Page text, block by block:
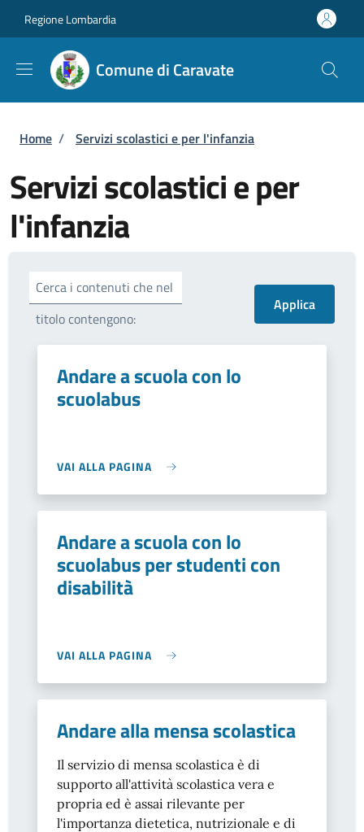
Regione Lombardia
Comune di Caravate
Briciole di pane
Home / Servizi scolastici e per l'infanzia
Servizi scolastici e per
l'infanzia
Cerca i contenuti che nel
titolo contengono:
Andare a scuola con lo
scuolabus
VAI ALLA PAGINA
Andare a scuola con lo
scuolabus per studenti con
disabilità
VAI ALLA PAGINA
Andare alla mensa scolastica
Il servizio di mensa scolastica è di
supporto all'attività scolastica vera e
propria ed è assai rilevante per
l'importanza dietetica, nutrizionale e di